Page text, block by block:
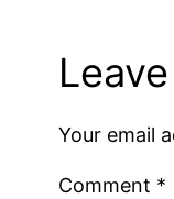
Your email
Comment *